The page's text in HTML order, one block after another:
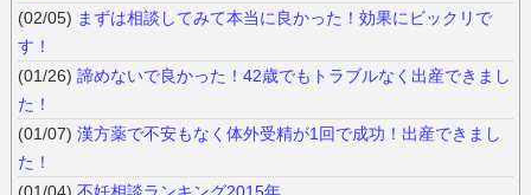
(02/05) まずは相談してみて本当に良かった！効果にビックリで
す！
(01/26) 諦めないで良かった！42歳でもトラブルなく出産できまし
た！
(01/07) 漢方薬で不安もなく体外受精が1回で成功！出産できまし
た！